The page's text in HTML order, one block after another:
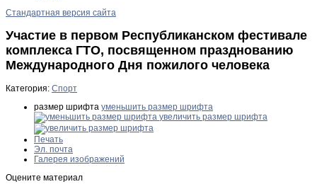
Стандартная версия сайта
Участие в первом Республиканском фестивале
комплекса ГТО, посвященном празднованию
Международного Дня пожилого человека
Категория: Спорт
размер шрифта уменьшить размер шрифта
увеличить размер шрифта
Печать
Эл. почта
Галерея изображений
Оцените материал